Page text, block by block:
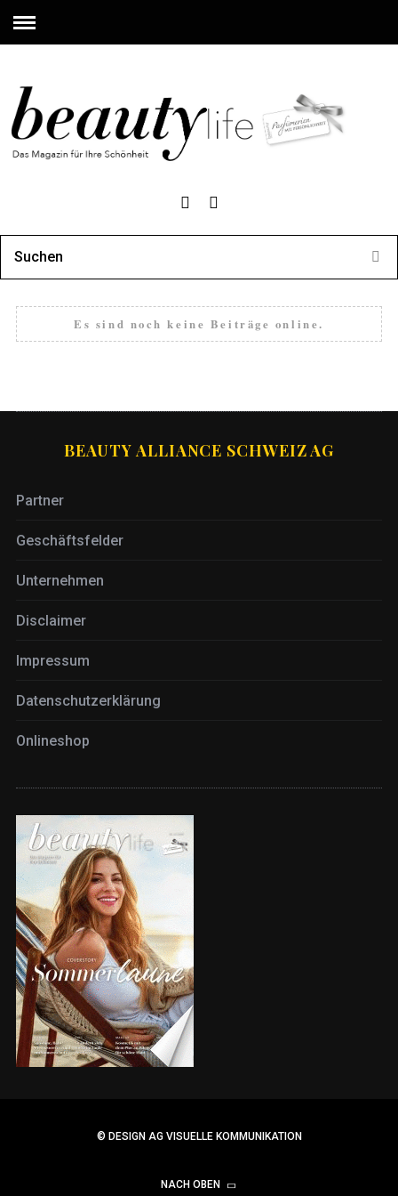
Es sind noch keine Beiträge online.
BEAUTY ALLIANCE SCHWEIZ AG
Partner
Geschäftsfelder
Unternehmen
Disclaimer
Impressum
Datenschutzerklärung
Onlineshop
© DESIGN AG VISUELLE KOMMUNIKATION
NACH OBEN